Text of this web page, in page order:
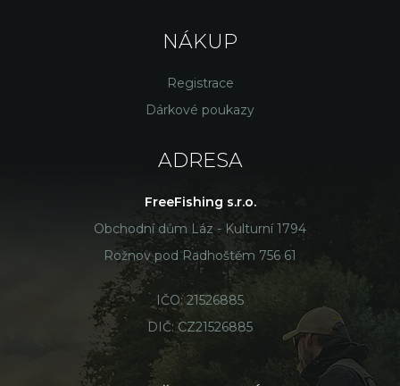
NÁKUP
Registrace
Dárkové poukazy
ADRESA
FreeFishing s.r.o.
Obchodní dům Láz - Kulturní 1794
Rožnov pod Radhoštěm 756 61
IČO: 21526885
DIČ: CZ21526885